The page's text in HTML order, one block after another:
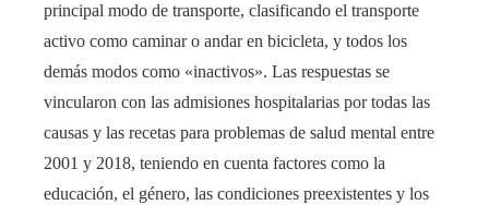
principal modo de transporte, clasificando el transporte
activo como caminar o andar en bicicleta, y todos los
demás modos como «inactivos». Las respuestas se
vincularon con las admisiones hospitalarias por todas las
causas y las recetas para problemas de salud mental entre
2001 y 2018, teniendo en cuenta factores como la
educación, el género, las condiciones preexistentes y los